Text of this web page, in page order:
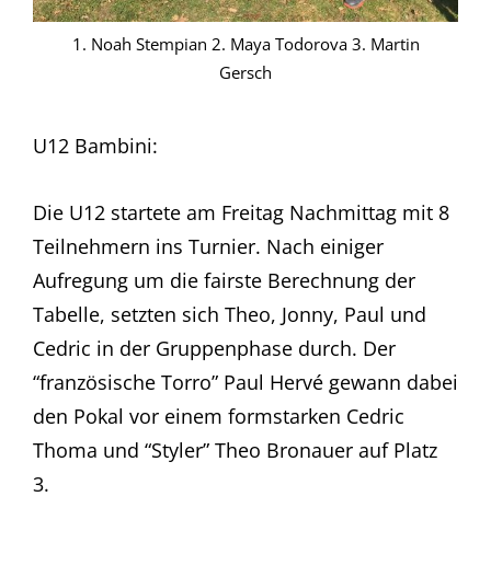
1. Noah Stempian 2. Maya Todorova 3. Martin
Gersch
U12 Bambini:
Die U12 startete am Freitag Nachmittag mit 8
Teilnehmern ins Turnier. Nach einiger
Aufregung um die fairste Berechnung der
Tabelle, setzten sich Theo, Jonny, Paul und
Cedric in der Gruppenphase durch. Der
“französische Torro” Paul Hervé gewann dabei
den Pokal vor einem formstarken Cedric
Thoma und “Styler” Theo Bronauer auf Platz
3.